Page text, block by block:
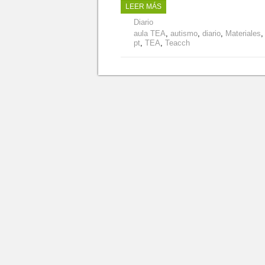
LEER MÁS
Diario
aula TEA, autismo, diario, Materiales,
pt, TEA, Teacch